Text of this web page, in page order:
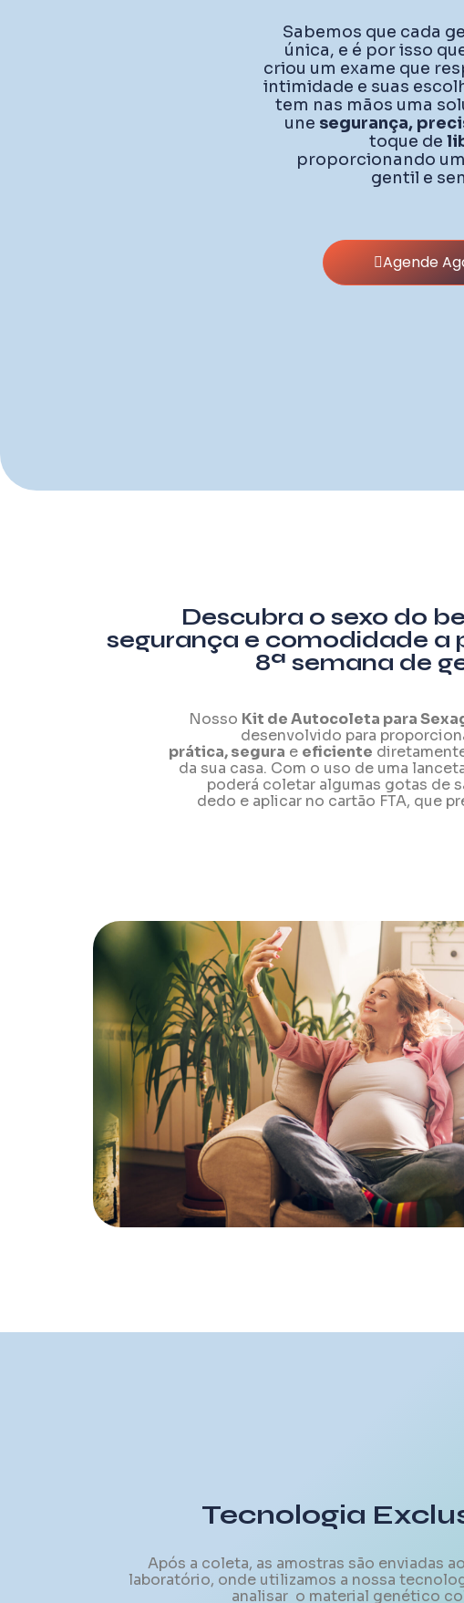
Sabemos que cada
única, e é por isso
criou um exame que
intimidade e suas
tem nas mãos uma
une segurança,
toque de
proporcionando
gentil e
Agende
Descubra o sexo do
segurança e comodidade a
8ª semana de
Nosso Kit de Autocoleta para
desenvolvido para
prática, segura e eficiente
da sua casa. Com o uso de uma
poderá coletar algumas gotas de
dedo e aplicar no cartão FTA, que
Tecnologia
Após a coleta, as amostras são enviadas
laboratório, onde utilizamos a nossa
analisar o material genético